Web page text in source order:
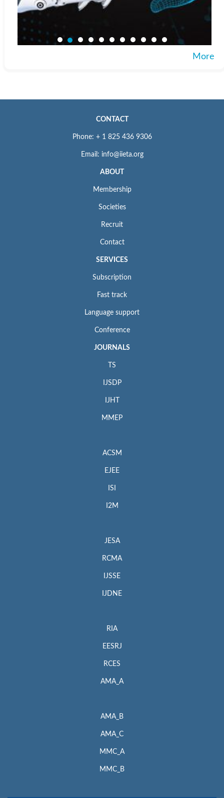
More
CONTACT
Phone: + 1 825 436 9306
Email: info@iieta.org
ABOUT
Membership
Societies
Recruit
Contact
SERVICES
Subscription
Fast track
Language support
Conference
JOURNALS
TS
IJSDP
IJHT
MMEP
ACSM
EJEE
ISI
I2M
JESA
RCMA
IJSSE
IJDNE
RIA
EESRJ
RCES
AMA_A
AMA_B
AMA_C
MMC_A
MMC_B